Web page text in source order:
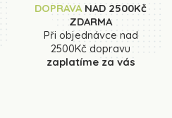
DOPRAVA NAD 2500Kč
ZDARMA
Při objednávce nad
2500Kč dopravu
zaplatíme za vás